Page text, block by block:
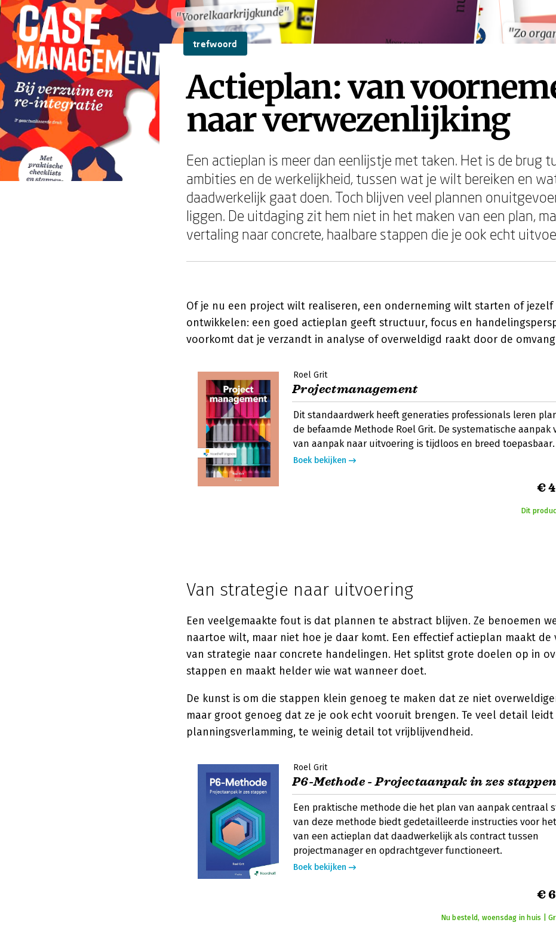
"Voorelkaarkrijgkunde"
"Zo
"Voorelkaarkrijgkunde"
"Zo
trefwoord
Actieplan: van
naar verwezenlijking
Een actieplan is meer dan eenlijstje met taken. Het is de brug
ambities en de werkelijkheid, tussen wat je wilt bereiken en
daadwerkelijk gaat doen. Toch blijven veel plannen
liggen. De uitdaging zit hem niet in het maken van een plan,
vertaling naar concrete, haalbare stappen die je ook echt
Of je nu een project wilt realiseren, een onderneming wilt starten of
ontwikkelen: een goed actieplan geeft structuur, focus en
voorkomt dat je verzandt in analyse of overweldigd raakt door de
Roel Grit
Projectmanagement
Dit standaardwerk heeft generaties professionals leren
de befaamde Methode Roel Grit. De systematische aanpak
van aanpak naar uitvoering is tijdloos en breed toepasbaar.
Boek bekijken
€
Dit
Van strategie naar uitvoering
Een veelgemaakte fout is dat plannen te abstract blijven. Ze benoemen
naartoe wilt, maar niet hoe je daar komt. Een effectief actieplan maakt de
van strategie naar concrete handelingen. Het splitst grote doelen op in
stappen en maakt helder wie wat wanneer doet.
De kunst is om die stappen klein genoeg te maken dat ze niet
maar groot genoeg dat ze je ook echt vooruit brengen. Te veel detail
planningsverlamming, te weinig detail tot vrijblijvendheid.
Roel Grit
P6-Methode - Projectaanpak in zes stappen
Een praktische methode die het plan van aanpak centraal
van deze methode biedt gedetailleerde instructies voor
van een actieplan dat daadwerkelijk als contract tussen
projectmanager en opdrachtgever functioneert.
Boek bekijken
€
Nu besteld, woensdag in huis |